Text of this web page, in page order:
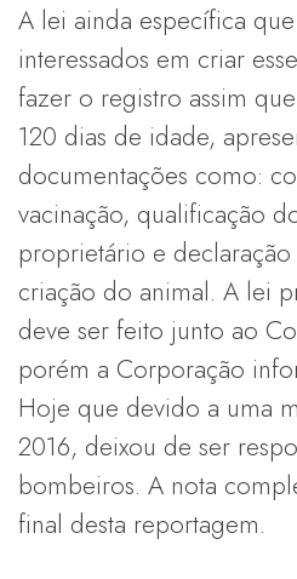
A lei ainda específica
interessados em criar
fazer o registro assim
120 dias de idade,
documentações como:
vacinação, qualificação
proprietário e
criação do animal. A lei
deve ser feito junto ao
porém a Corporação
Hoje que devido a uma
2016, deixou de ser
bombeiros. A nota
final desta reportagem.